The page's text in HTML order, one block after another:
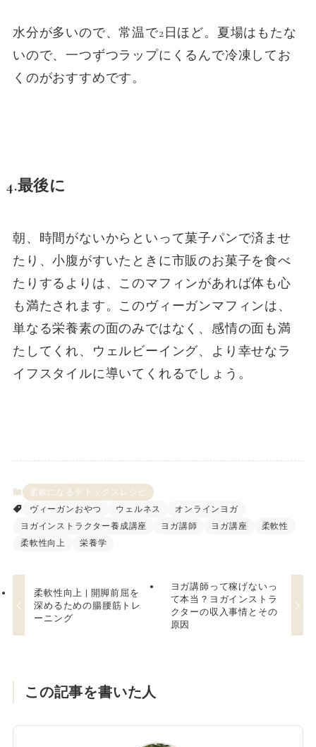
水分が多いので、常温で2日ほど。夏場はもたな
いので、一つずつラップにくるんで冷凍してお
くのがおすすめです。
4.最後に
朝、時間がないからといって菓子パンで済ませ
たり、小腹がすいたときに市販のお菓子を食べ
たりするよりは、このマフィンがあれば体も心
も満たされます。このヴィーガンマフィンは、
単なる栄養素の面のみではなく、感情の面も満
たしてくれ、ウェルビーイング、より幸せなラ
イフスタイルに導いてくれるでしょう。
柔軟になるデトックスレシピ
ヴィーガンおやつ
ウェルネス
オンラインヨガ
ヨガインストラクター養成講座
ヨガ講師 ヨガ講座
柔軟性
柔軟性向上
栄養学
柔軟性向上 | 開脚前屈を
深めるための腸腰筋トレ
ーニング
ヨガ講師って稼げないっ
て本当？ヨガインストラ
クターの収入事情とその
原因
この記事を書いた人